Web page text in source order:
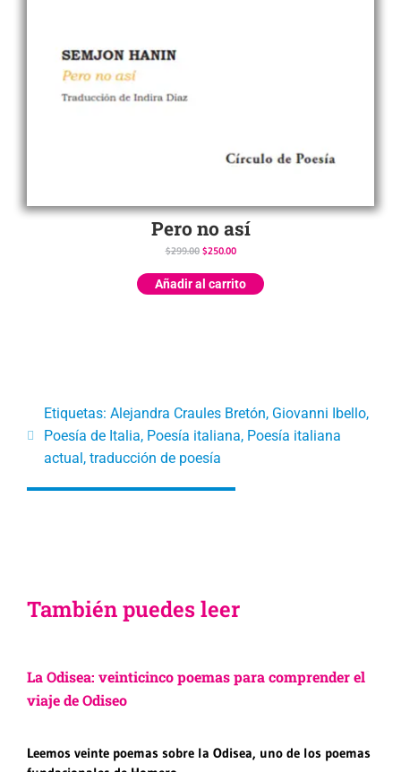
Pero no así
$299.00 $250.00
Añadir al carrito
Etiquetas: Alejandra Craules Bretón, Giovanni Ibello,
Poesía de Italia, Poesía italiana, Poesía italiana
actual, traducción de poesía
También puedes leer
La Odisea: veinticinco poemas para comprender el
viaje de Odiseo
Leemos veinte poemas sobre la Odisea, uno de los poemas